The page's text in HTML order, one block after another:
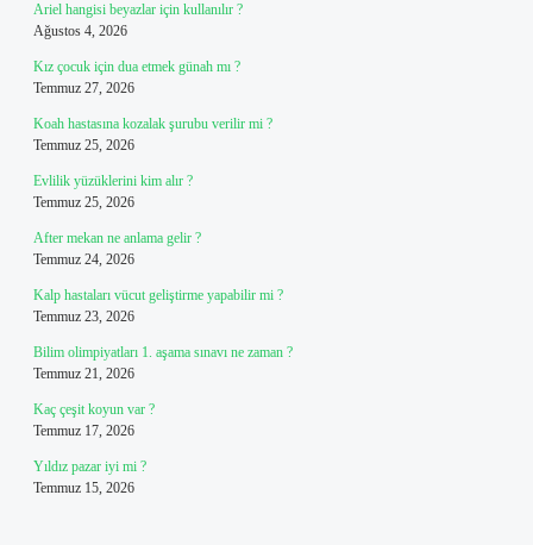
Ariel hangisi beyazlar için kullanılır ?
Ağustos 4, 2026
Kız çocuk için dua etmek günah mı ?
Temmuz 27, 2026
Koah hastasına kozalak şurubu verilir mi ?
Temmuz 25, 2026
Evlilik yüzüklerini kim alır ?
Temmuz 25, 2026
After mekan ne anlama gelir ?
Temmuz 24, 2026
Kalp hastaları vücut geliştirme yapabilir mi ?
Temmuz 23, 2026
Bilim olimpiyatları 1. aşama sınavı ne zaman ?
Temmuz 21, 2026
Kaç çeşit koyun var ?
Temmuz 17, 2026
Yıldız pazar iyi mi ?
Temmuz 15, 2026